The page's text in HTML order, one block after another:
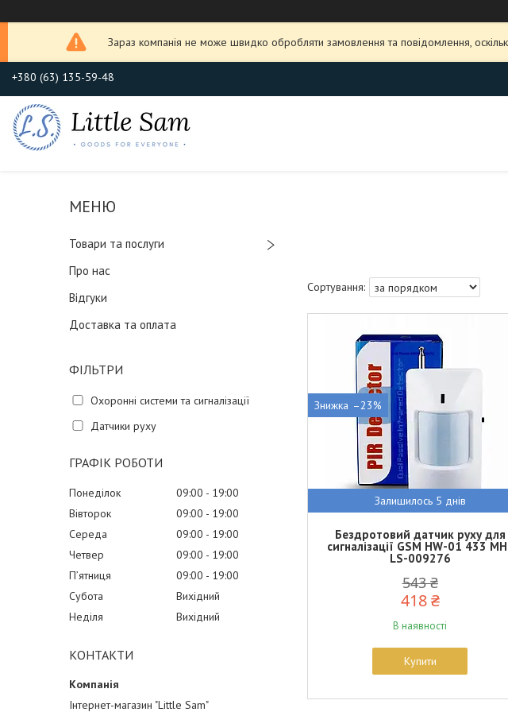
Зараз компанія не може швидко обробляти замовлення та повідомлення,
+380 (63) 135-59-48
Товари та послуги
Про нас
Відгуки
Доставка та оплата
ФІЛЬТРИ
Охоронні системи та сигналізації
Датчики руху
ГРАФІК РОБОТИ
Понеділок 09:00
19:00
Вівторок
09:00
19:00
Середа
09:00
19:00
Четвер
09:00
19:00
Пʼятниця
09:00
19:00
Субота
Вихідний
Неділя
Вихідний
КОНТАКТИ
Інтернет-магазин "Little Sam"
–23%
Залишилось 5 днів
Бездротовий датчик руху для
сигналізації GSM HW-01 433
LS-009276
543 ₴
418 ₴
В наявності
Купити